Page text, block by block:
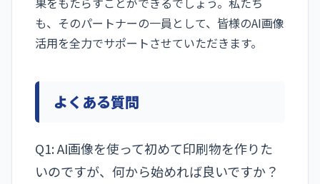
も、そのパートナーの一員として、皆様のAI画像
活用を全力でサポートさせていただきます。
よくある質問
Q1: AI画像を使って初めて印刷物を作りた
いのですが、何から始めれば良いですか？